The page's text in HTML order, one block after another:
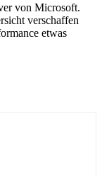
von Microsoft.
verschaffen
etwas